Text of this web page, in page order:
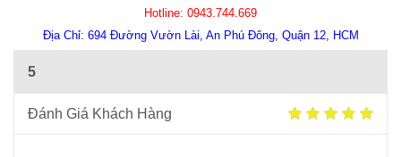
Hotline: 0943.744.669
Địa Chỉ: 694 Đường Vườn Lài, An Phú Đông, Quận 12, HCM
5
Đánh Giá Khách Hàng